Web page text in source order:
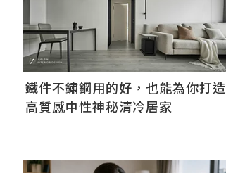
鐵件不鏽鋼用的好，也能為你打造
高質感中性神秘清冷居家